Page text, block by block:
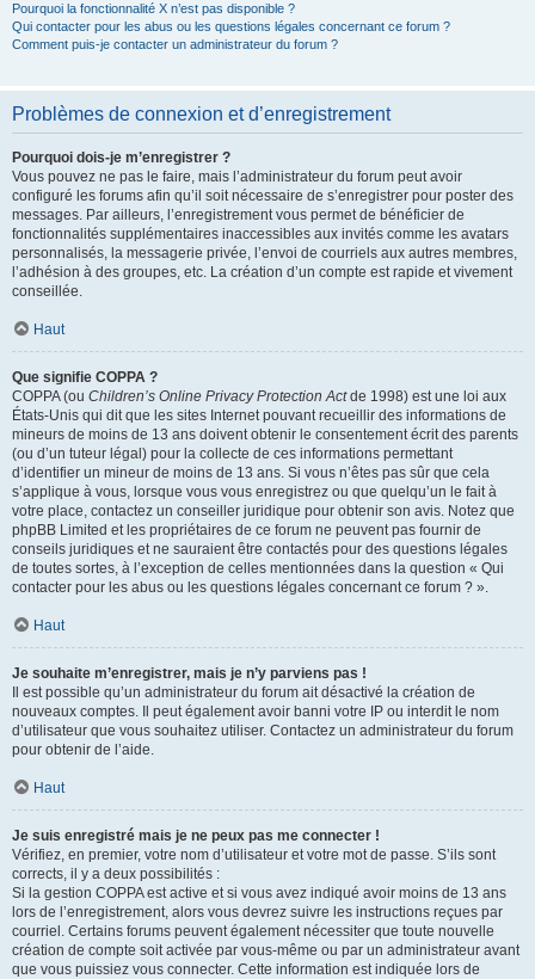
Pourquoi la fonctionnalité X n’est pas disponible ?
Qui contacter pour les abus ou les questions légales concernant ce forum ?
Comment puis-je contacter un administrateur du forum ?
Problèmes de connexion et d’enregistrement
Pourquoi dois-je m’enregistrer ?
Vous pouvez ne pas le faire, mais l’administrateur du forum peut avoir
configuré les forums afin qu’il soit nécessaire de s’enregistrer pour poster des
messages. Par ailleurs, l’enregistrement vous permet de bénéficier de
fonctionnalités supplémentaires inaccessibles aux invités comme les avatars
personnalisés, la messagerie privée, l’envoi de courriels aux autres membres,
l’adhésion à des groupes, etc. La création d’un compte est rapide et vivement
conseillée.
Haut
Que signifie COPPA ?
COPPA (ou Children’s Online Privacy Protection Actde 1998) est une loi aux
États-Unis qui dit que les sites Internet pouvant recueillir des informations de
mineurs de moins de 13 ans doivent obtenir le consentement écrit des parents
(ou d’un tuteur légal) pour la collecte de ces informations permettant
d’identifier un mineur de moins de 13 ans. Si vous n’êtes pas sûr que cela
s’applique à vous, lorsque vous vous enregistrez ou que quelqu’un le fait à
votre place, contactez un conseiller juridique pour obtenir son avis. Notez que
phpBB Limited et les propriétaires de ce forum ne peuvent pas fournir de
conseils juridiques et ne sauraient être contactés pour des questions légales
de toutes sortes, à l’exception de celles mentionnées dans la question « Qui
contacter pour les abus ou les questions légales concernant ce forum ? ».
Haut
Je souhaite m’enregistrer, mais je n’y parviens pas !
Il est possible qu’un administrateur du forum ait désactivé la création de
nouveaux comptes. Il peut également avoir banni votre IP ou interdit le nom
d’utilisateur que vous souhaitez utiliser. Contactez un administrateur du forum
pour obtenir de l’aide.
Haut
Je suis enregistré mais je ne peux pas me connecter !
Vérifiez, en premier, votre nom d’utilisateur et votre mot de passe. S’ils sont
corrects, il y a deux possibilités :
Si la gestion COPPA est active et si vous avez indiqué avoir moins de 13 ans
lors de l’enregistrement, alors vous devrez suivre les instructions reçues par
courriel. Certains forums peuvent également nécessiter que toute nouvelle
création de compte soit activée par vous-même ou par un administrateur avant
que vous puissiez vous connecter. Cette information est indiquée lors de